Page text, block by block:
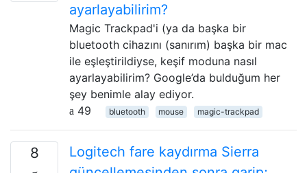
ayarlayabilirim?
Magic Trackpad'i (ya da başka bir
bluetooth cihazını (sanırım) başka bir mac
ile eşleştirildiyse, keşif moduna nasıl
ayarlayabilirim? Google’da bulduğum her
şey benimle alay ediyor.
49
bluetooth mouse magic-trackpad
8
Logitech fare kaydırma Sierra